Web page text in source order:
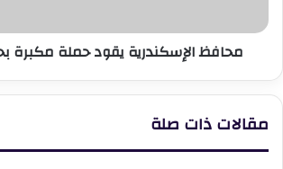
محافظ الإسكندرية يقود حملة مكبرة
مقالات ذات صلة